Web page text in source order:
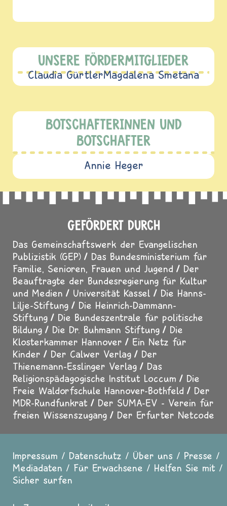
UNSERE FÖRDERMITGLIEDER
Claudia GürtlerMagdalena Smetana
BOTSCHAFTERINNEN UND
BOTSCHAFTER
Annie Heger
GEFÖRDERT DURCH
Das Gemeinschaftswerk der Evangelischen
Publizistik (GEP)
Das Bundesministerium für
Familie, Senioren, Frauen und Jugend
Der
Beauftragte der Bundesregierung für Kultur
und Medien
Universität Kassel
Die Hanns-
Lilje-Stiftung
Die Heinrich-Dammann-
Stiftung
Die Bundeszentrale für politische
Bildung
Die Dr. Buhmann Stiftung
Die
Klosterkammer Hannover
Ein Netz für
Kinder
Der Calwer Verlag
Der
Thienemann-Esslinger Verlag
Das
Religionspädagogische Institut Loccum
Die
Freie Waldorfschule Hannover-Bothfeld
Der
MDR-Rundfunkrat
Der SUMA-EV - Verein für
freien Wissenszugang
Der Erfurter Netcode
Fußzeile
Impressum Datenschutz Über uns
Presse
Mediadaten
Für Erwachsene
Helfen Sie mit
Sicher surfen